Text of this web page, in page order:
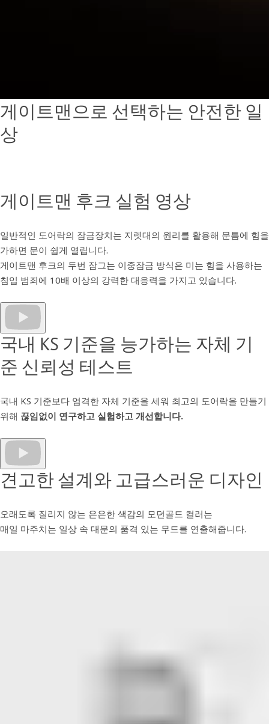
게이트맨으로 선택하는 안전한 일
상
게이트맨 후크 실험 영상
일반적인 도어락의 잠금장치는 지렛대의 원리를 활용해 문틈에 힘을
가하면 문이 쉽게 열립니다.
게이트맨 후크의 두번 잠그는 이중잠금 방식은 미는 힘을 사용하는
침입 범죄에 10배 이상의 강력한 대응력을 가지고 있습니다.
국내 KS 기준을 능가하는 자체 기
준 신뢰성 테스트
국내 KS 기준보다 엄격한 자체 기준을 세워 최고의 도어락을 만들기
위해 끊임없이 연구하고 실험하고 개선합니다.
견고한 설계와 고급스러운 디자인
오래도록 질리지 않는 은은한 색감의 모던골드 컬러는
매일 마주치는 일상 속 대문의 품격 있는 무드를 연출해줍니다.